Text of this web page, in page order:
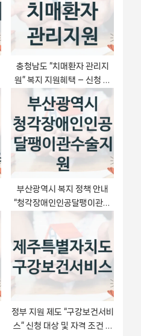
충청남도 “치매환자 관리지
원” 복지 지원혜택 – 신청 조
건과 자격 조건
부산광역시 복지 정책 안내
“청각장애인인공달팽이관수
술지원” – 접수 일정 및 지원
내용
정부 지원 제도 “구강보건서비
스” 신청 대상 및 자격 조건 –